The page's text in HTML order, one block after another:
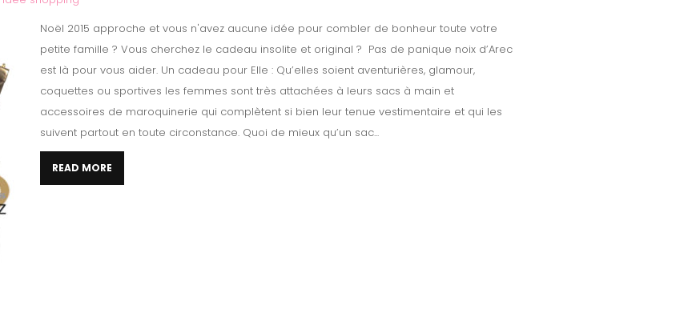
Noël 2015 approche et vous n'avez aucune idée pour combler de bonheur toute votre
petite famille ? Vous cherchez le cadeau insolite et original ? Pas de panique noix d’Arec
est là pour vous aider. Un cadeau pour Elle : Qu’elles soient aventurières, glamour,
coquettes ou sportives les femmes sont très attachées à leurs sacs à main et
accessoires de maroquinerie qui complètent si bien leur tenue vestimentaire et qui les
suivent partout en toute circonstance. Quoi de mieux qu’un sac...
READ MORE